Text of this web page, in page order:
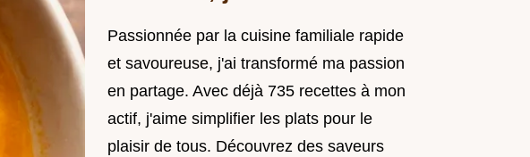
Passionnée par la cuisine familiale rapide
et savoureuse, j'ai transformé ma passion
en partage. Avec déjà 735 recettes à mon
actif, j'aime simplifier les plats pour le
plaisir de tous. Découvrez des saveurs